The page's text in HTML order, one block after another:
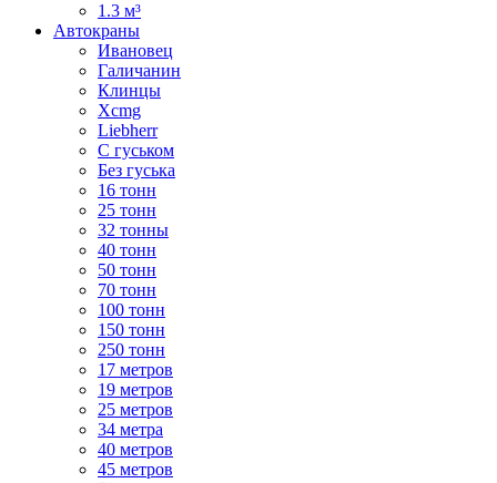
1.3 м³
Автокраны
Ивановец
Галичанин
Клинцы
Xcmg
Liebherr
С гуськом
Без гуська
16 тонн
25 тонн
32 тонны
40 тонн
50 тонн
70 тонн
100 тонн
150 тонн
250 тонн
17 метров
19 метров
25 метров
34 метра
40 метров
45 метров